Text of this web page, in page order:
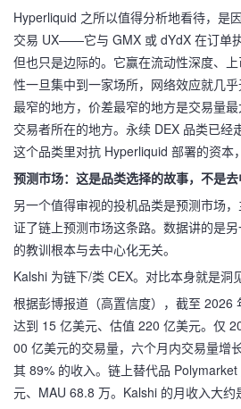
Hyperliquid 之所以值得分析地看待，是
交易 UX——它与 GMX 或 dYdX 在订单
但也只是边际的。它赢在流动性深度、
性一旦集中到一家场所，网络效应就几
最窄的地方，价差最窄的地方是交易量
交易者所在的地方。永续 DEX 品类已经
这个品类里对抗 Hyperliquid 部署的资本
预测市场：这是品类选择的故事，不是
另一个值得审视的投机品类是预测市场
证了链上预测市场这条路。数据讲的是
的教训根本与去中心化无关。
Kalshi 为链下/类 CEX。对比本身就是洞
根据彭博报道（高置信度），截至 2026
达到 15 亿美元、估值 220 亿美元。仅
00 亿美元的交易量，六个月内交易量增
其 89% 的收入。链上替代品
元、MAU 68.8 万。Kalshi 的月收入大约